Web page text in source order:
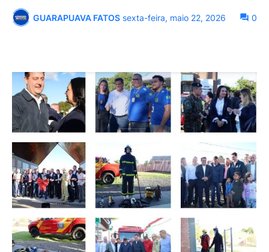
GUARAPUAVA FATOS sexta-feira, maio 22, 2026 0